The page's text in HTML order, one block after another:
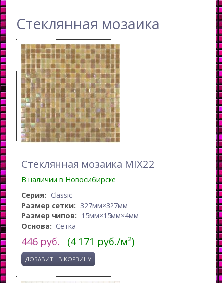
Стеклянная мозаика
Стеклянная мозаика MIX22
В наличии в Новосибирске
Серия: Classic
Размер сетки: 327мм×327мм
Размер чипов: 15мм×15мм×4мм
Основа: Сетка
446 руб. (4 171 руб./м²)